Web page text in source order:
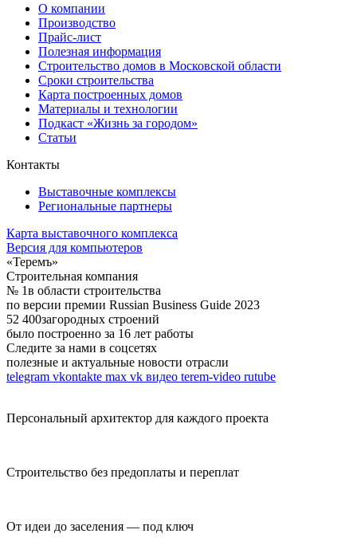
О компании
Производство
Прайс-лист
Полезная информация
Строительство домов в Московской области
Сроки строительства
Карта построенных домов
Материалы и технологии
Подкаст «Жизнь за городом»
Статьи
Контакты
Выставочные комплексы
Региональные партнеры
Карта выставочного комплекса
Версия для компьютеров
«Теремъ»
Строительная компания
№ 1в области строительства
по версии премии Russian Business Guide 2023
52 400загородных строений
было построенно за 16 лет работы
Следите за нами в соцсетях
полезные и актуальные новости отрасли
telegram vkontakte max vk видео terem-video rutube
Персональный архитектор для каждого проекта
Строительство без предоплаты и переплат
От идеи до заселения — под ключ